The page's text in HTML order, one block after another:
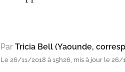
Par Tricia Bell (Yaounde,
Le 26/11/2018 à 15h26, mis à jour le 26/